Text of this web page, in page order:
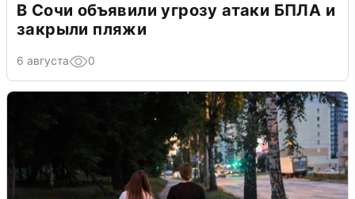
В Сочи объявили угрозу атаки БПЛА и
закрыли пляжи
6 августа 0